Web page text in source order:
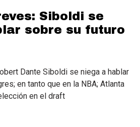
Siboldi se
sobre su futuro
Dante Siboldi se niega a hablar
en tanto que en la NBA; Atlanta
en el draft